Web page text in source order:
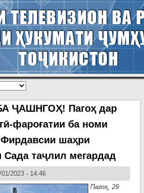
ҶАШНГОҲ! Пагоҳ дар
фароғатии ба номи
шаҳри
таҷлил мегардад
2023 - 14:46
Пагоҳ, 29